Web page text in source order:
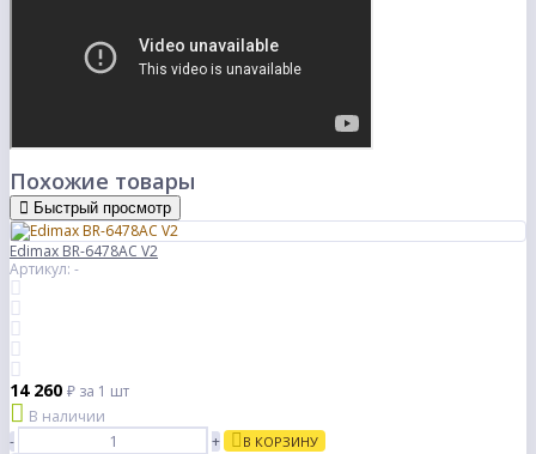
Похожие товары
Быстрый просмотр
Edimax BR-6478AC V2
Артикул: -
14 260 ₽ за 1 шт
В наличии
-
+ В КОРЗИНУ